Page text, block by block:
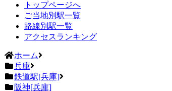
トップページへ
ご当地別駅一覧
路線別駅一覧
アクセスランキング
ホーム
兵庫
鉄道駅[兵庫]
阪神[兵庫]